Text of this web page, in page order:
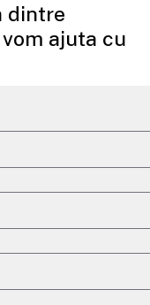
dintre
ajuta cu